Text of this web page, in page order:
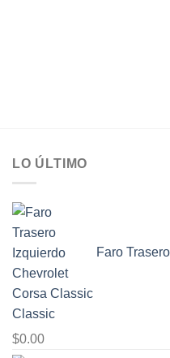
LO ÚLTIMO
Faro
Classic
$0.00